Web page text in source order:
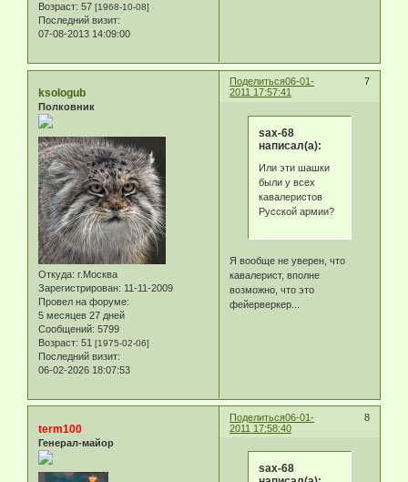
Возраст: 57 [1968-10-08]
Последний визит:
07-08-2013 14:09:00
Поделиться 7
06-01-
2011 17:57:41
ksologub
Полковник
Откуда: г.Москва
Зарегистрирован: 11-11-2009
Провел на форуме:
5 месяцев 27 дней
Сообщений: 5799
Возраст: 51 [1975-02-06]
Последний визит:
06-02-2026 18:07:53
sax-68
написал(а):
Или эти шашки
были у всех
кавалеристов
Русской армии?
Я вообще не уверен, что
кавалерист, вполне
возможно, что это
фейерверкер...
Поделиться 8
06-01-
2011 17:58:40
term100
Генерал-майор
sax-68